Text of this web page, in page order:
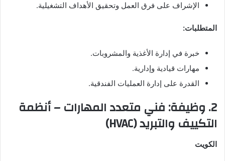
الإشراف على فرق العمل وتحقيق الأهداف التشغيلية.
المتطلبات:
خبرة في إدارة الأغذية والمشروبات.
مهارات قيادية وإدارية.
القدرة على إدارة العمليات الفندقية.
2. وظيفة: فني متعدد المهارات – أنظمة
التكييف والتبريد (HVAC)
الكويت